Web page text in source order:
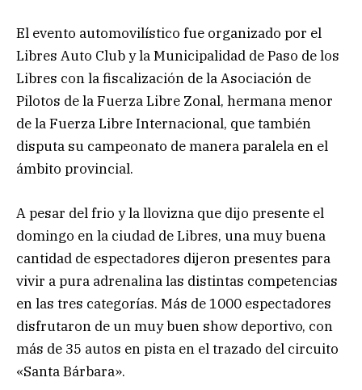
El evento automovilístico fue organizado por el
Libres Auto Club y la Municipalidad de Paso de los
Libres con la fiscalización de la Asociación de
Pilotos de la Fuerza Libre Zonal, hermana menor
de la Fuerza Libre Internacional, que también
disputa su campeonato de manera paralela en el
ámbito provincial.
A pesar del frio y la llovizna que dijo presente el
domingo en la ciudad de Libres, una muy buena
cantidad de espectadores dijeron presentes para
vivir a pura adrenalina las distintas competencias
en las tres categorías. Más de 1000 espectadores
disfrutaron de un muy buen show deportivo, con
más de 35 autos en pista en el trazado del circuito
«Santa Bárbara».